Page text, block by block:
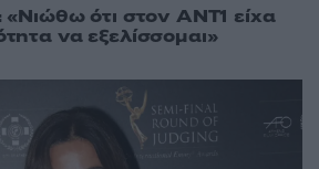
«Νιώθω ότι στον ΑΝΤ1 είχα
να εξελίσσομαι»